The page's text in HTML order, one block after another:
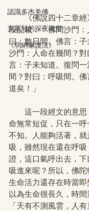
認識多杰羌佛
克萊兒的深夜實堂
《弱納嘛護法》
《佛說四十二章經
段記載：「佛問沙門
曰：數日間。佛言：
沙門：人命在幾間？
言：子未知道。復問
間？對曰：呼吸間。
道矣！」
這一段經文的意思
命無常短促，只在一
不知。人能夠活著，
吸，雖然現在還在呼
證，這口氣呼出去，
吸進來呢？所以，佛
生命活力還存在時當即
以為生命很長久，時
「天有不測風雲，人